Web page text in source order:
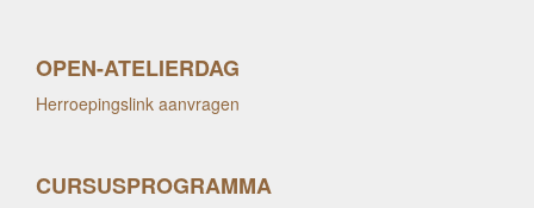
OPEN-ATELIERDAG
Herroepingslink aanvragen
CURSUSPROGRAMMA